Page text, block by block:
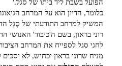
הפועל בשבת ליד ביתו של סגל.'
כלומר, הדיון הוא על המרחב
המשיק למרחב התודעתי של סֶגָל
רוני בראון, בשם ה'כיבוד' האנושי
לחגי סגל לספייח את המרחב
מניח שרוני בראון יכחיש, לא